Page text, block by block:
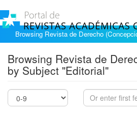
Browsing Revista de Derecho
Browsing Revista de
by Subject "Editorial"